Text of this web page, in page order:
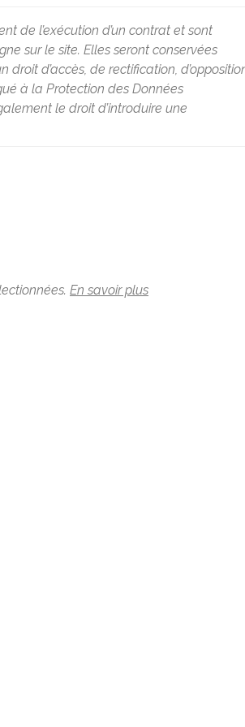
de l’exécution d’un contrat et sont
sur le site. Elles seront conservées
d’accès, de rectification,
à la Protection des Données
le droit d’introduire une
En savoir plus